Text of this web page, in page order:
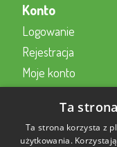
Konto
Logowanie
Rejestracja
Moje konto
Kontakt
Ta
Ta strona korzysta z
użytkowania.